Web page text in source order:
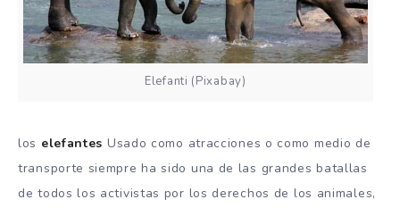
Elefanti (Pixabay)
los elefantes Usado como atracciones o como medio de
transporte siempre ha sido una de las grandes batallas
de todos los activistas por los derechos de los animales,